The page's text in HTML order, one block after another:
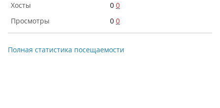
0 0
0 0
Полная статистика посещаемости